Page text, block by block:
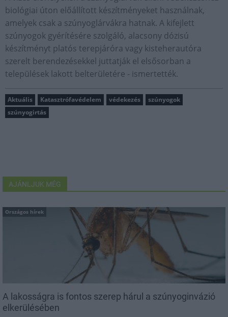
biológiai úton előállított készítményeket használnak,
amelyek csak a szúnyoglárvákra hatnak. A kifejlett
szúnyogok gyérítésére szolgáló, alacsony dózisú
készítményt platós terepjáróra vagy kisteherautóra
szerelt berendezésekkel juttatják el elsősorban a
települések lakott belterületére - ismertették.
Aktuális Katasztrófavédelem védekezés
szúnyogok
szúnyogirtás
AJÁNLJUK MÉG
Országos hírek
A lakosságra is fontos szerep hárul a szúnyoginvázió
elkerülésében